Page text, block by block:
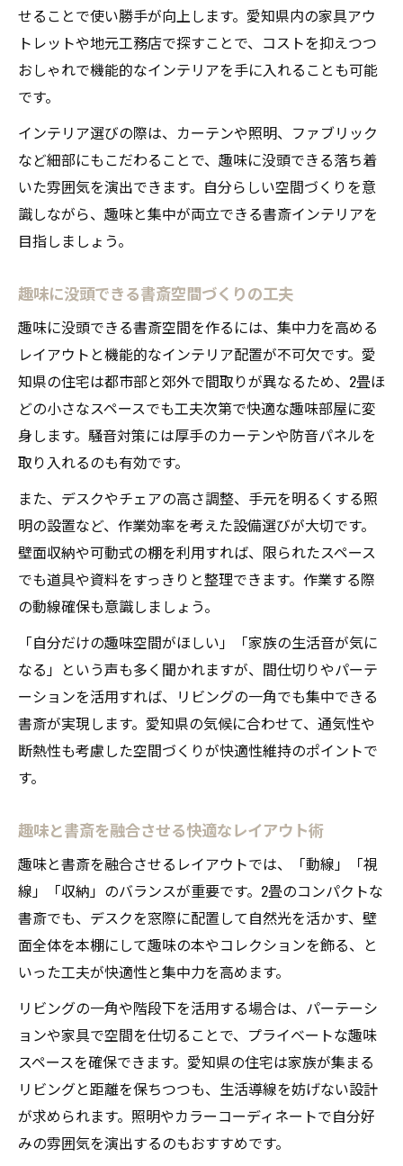
せることで使い勝手が向上します。愛知県内の家具アウ
トレットや地元工務店で探すことで、コストを抑えつつ
おしゃれで機能的なインテリアを手に入れることも可能
です。
インテリア選びの際は、カーテンや照明、ファブリック
など細部にもこだわることで、趣味に没頭できる落ち着
いた雰囲気を演出できます。自分らしい空間づくりを意
識しながら、趣味と集中が両立できる書斎インテリアを
目指しましょう。
趣味に没頭できる書斎空間づくりの工夫
趣味に没頭できる書斎空間を作るには、集中力を高める
レイアウトと機能的なインテリア配置が不可欠です。愛
知県の住宅は都市部と郊外で間取りが異なるため、2畳ほ
どの小さなスペースでも工夫次第で快適な趣味部屋に変
身します。騒音対策には厚手のカーテンや防音パネルを
取り入れるのも有効です。
また、デスクやチェアの高さ調整、手元を明るくする照
明の設置など、作業効率を考えた設備選びが大切です。
壁面収納や可動式の棚を利用すれば、限られたスペース
でも道具や資料をすっきりと整理できます。作業する際
の動線確保も意識しましょう。
「自分だけの趣味空間がほしい」「家族の生活音が気に
なる」という声も多く聞かれますが、間仕切りやパーテ
ーションを活用すれば、リビングの一角でも集中できる
書斎が実現します。愛知県の気候に合わせて、通気性や
断熱性も考慮した空間づくりが快適性維持のポイントで
す。
趣味と書斎を融合させる快適なレイアウト術
趣味と書斎を融合させるレイアウトでは、「動線」「視
線」「収納」のバランスが重要です。2畳のコンパクトな
書斎でも、デスクを窓際に配置して自然光を活かす、壁
面全体を本棚にして趣味の本やコレクションを飾る、と
いった工夫が快適性と集中力を高めます。
リビングの一角や階段下を活用する場合は、パーテーシ
ョンや家具で空間を仕切ることで、プライベートな趣味
スペースを確保できます。愛知県の住宅は家族が集まる
リビングと距離を保ちつつも、生活導線を妨げない設計
が求められます。照明やカラーコーディネートで自分好
みの雰囲気を演出するのもおすすめです。